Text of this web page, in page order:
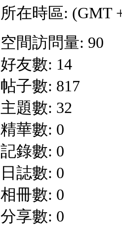
所在時區: (GMT
空間訪問量: 90
好友數: 14
帖子數: 817
主題數: 32
精華數: 0
記錄數: 0
日誌數: 0
相冊數: 0
分享數: 0